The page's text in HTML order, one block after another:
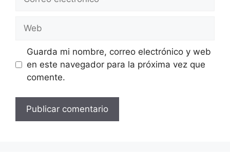
Web
Guarda mi nombre, correo electrónico y web
en este navegador para la próxima vez que
comente.